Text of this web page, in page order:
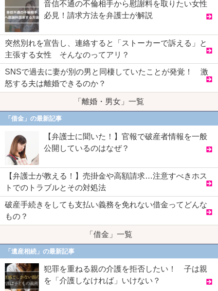
音信不通の不倫相手から慰謝料を取りたい女性
必見！請求方法を弁護士が解説
突然別れを宣告し、連絡すると「ストーカーで訴える」と
主張する女性 そんなのってアリ？
SNSで過去に妻が別の男と同棲していたことが発覚！ 激
怒する夫は離婚できるのか？
「離婚・男女」一覧
「借金」の最新記事
【弁護士に聞いた！】官報で破産者情報を一般
公開しているのはなぜ？
【弁護士が教える！】売掛金や高額請求…注意すべきホス
トでのトラブルとその対処法
破産手続きをしても支払い義務を免れない借金ってどんな
もの？
「借金」一覧
「遺産相続」の最新記事
犯罪を重ねる親の介護を拒否したい！ 子は親
を「介護しなければ」いけない？